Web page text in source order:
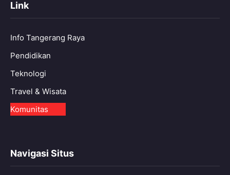
Link
Info Tangerang Raya
Pendidikan
Teknologi
Travel & Wisata
Komunitas
Navigasi Situs